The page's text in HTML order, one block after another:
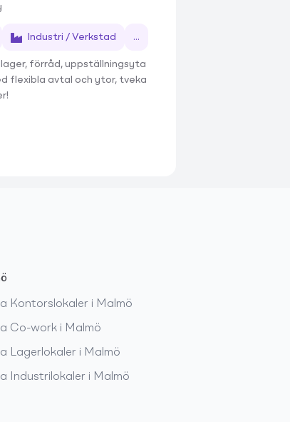
Industri / Verkstad ...
lager, förråd, uppställningsyta
flexibla avtal och ytor, tveka
Kontorslokaler i Malmö
Co-work i Malmö
Lagerlokaler i Malmö
Industrilokaler i Malmö